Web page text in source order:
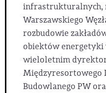
infrastrukturalnych,
Warszawskiego
rozbudowie
obiektów energetyki
wieloletnim
Międzyresortowego
Budowlanego PW